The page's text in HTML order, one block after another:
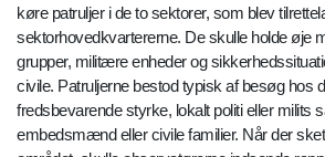
køre patruljer i de to sektorer, som blev
sektorhovedkvartererne. De skulle holde øje
grupper, militære enheder og
civile. Patruljerne bestod typisk af besøg hos
fredsbevarende styrke, lokalt politi eller milits
embedsmænd eller civile familier. Når der